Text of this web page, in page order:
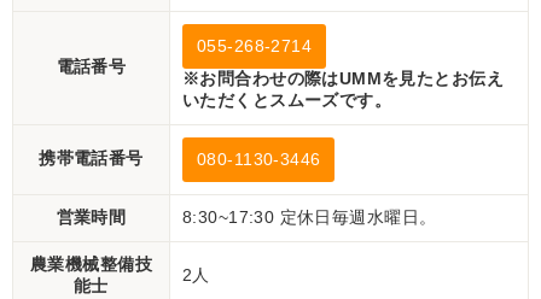
電話番号
055-268-2714
※お問合わせの際はUMMを見たとお伝え
いただくとスムーズです。
携帯電話番号 080-1130-3446
営業時間 8:30~17:30 定休日毎週水曜日。
農業機械整備技
能士
2人